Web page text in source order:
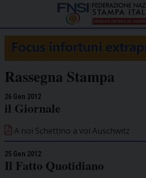
Rassegna Stampa
26 Gen 2012
il Giornale
A noi Schettino a voi Auschwitz
25 Gen 2012
Il Fatto Quotidiano